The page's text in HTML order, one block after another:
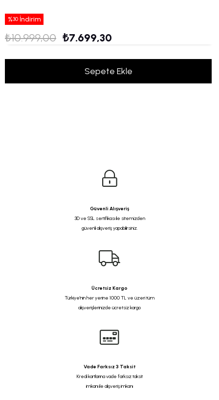
%30İndirim
₺10.999,00 ₺7.699,30
Güvenli Alışveriş
3D ve SSL sertifikası ile sitemizden
güvenli alışveriş yapabilirsiniz.
Ücretsiz Kargo
Türkiye'nin her yerine 1000 TL ve üzeri tüm
alışverişlerinizde ücretsiz kargo
Vade Farksız 3 Taksit
Kredi kartlarına vade farksız taksit
imkanı ile alışveriş imkanı